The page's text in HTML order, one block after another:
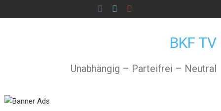
to
BKF TV
Unabhängig – Parteifrei – Neutral